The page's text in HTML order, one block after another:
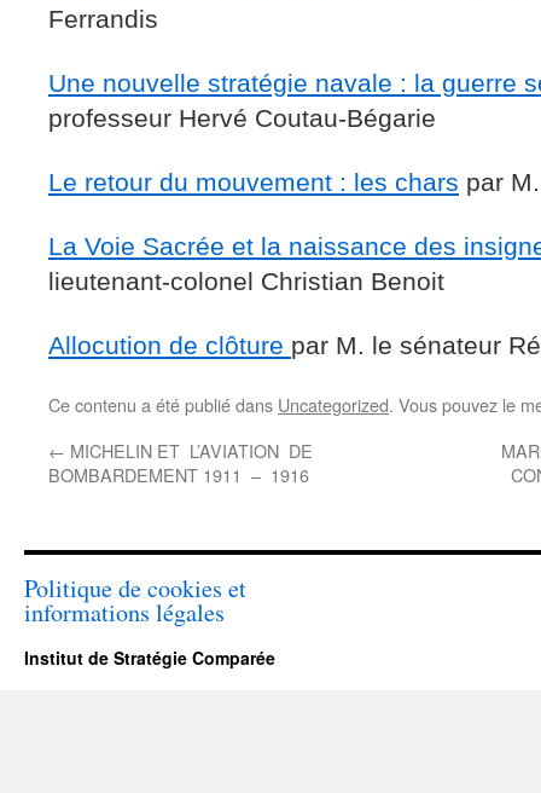
Ferrandis
Une nouvelle stratégie navale : la guerre
professeur Hervé Coutau-Bégarie
Le retour du mouvement : les chars par
La Voie Sacrée et la naissance des
lieutenant-colonel Christian Benoit
Allocution de clôture par M. le sénateur
Ce contenu a été publié dans Uncategorized. Vous pouvez le
← MICHELIN ET L’AVIATION DE
BOMBARDEMENT 1911 – 1916
Politique de cookies et
informations légales
Institut de Stratégie Comparée